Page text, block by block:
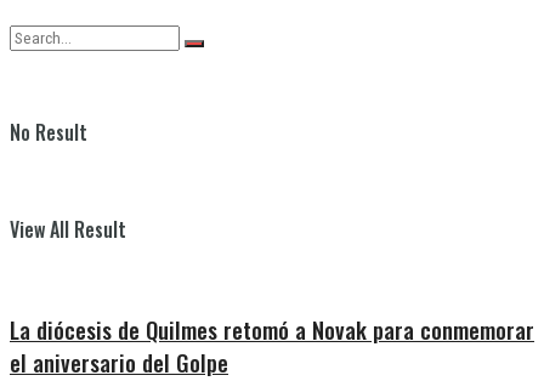
No Result
View All Result
La diócesis de Quilmes retomó a Novak para conmemorar
el aniversario del Golpe